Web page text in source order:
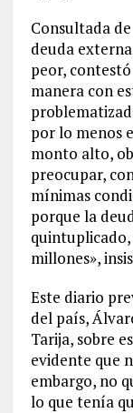
Consultada
deuda
peor,
manera con
por lo menos
monto alto,
preocupar,
mínimas
porque la
quintuplicado,
millones»,
Este diario
del país,
Tarija, sobre
evidente que
embargo, no
lo que tenía